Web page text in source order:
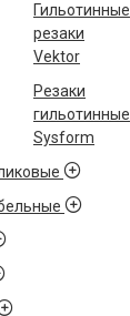
Гильотинные
резаки
Vektor
Резаки
гильотинные
Sysform